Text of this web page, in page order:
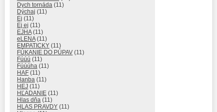
Dych tornáda (11)
Dýchaj (11)
Ej (11)
Ej ej (11)
EJHA(11)
eLENA(11)
EMPATICKY (11)
FÚKANIE DO PÚPAV (11)
Fúúú (11)
Fúúúha (11)
HAF (11)
Hanba (11)
HEJ (11)
HĽADANIE (11)
Hlas dňa (11)
HLAS PRAVDY (11)